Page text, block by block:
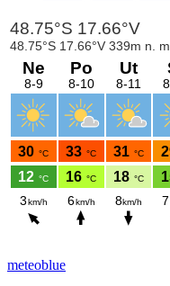
meteoblue